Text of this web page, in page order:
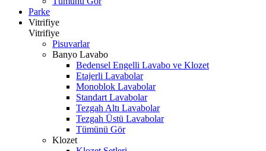
Parke
Vitrifiye
Vitrifiye
Pisuvarlar
Banyo Lavabo
Bedensel Engelli Lavabo ve Klozet
Etajerli Lavabolar
Monoblok Lavabolar
Standart Lavabolar
Tezgah Altı Lavabolar
Tezgah Üstü Lavabolar
Tümünü Gör
Klozet